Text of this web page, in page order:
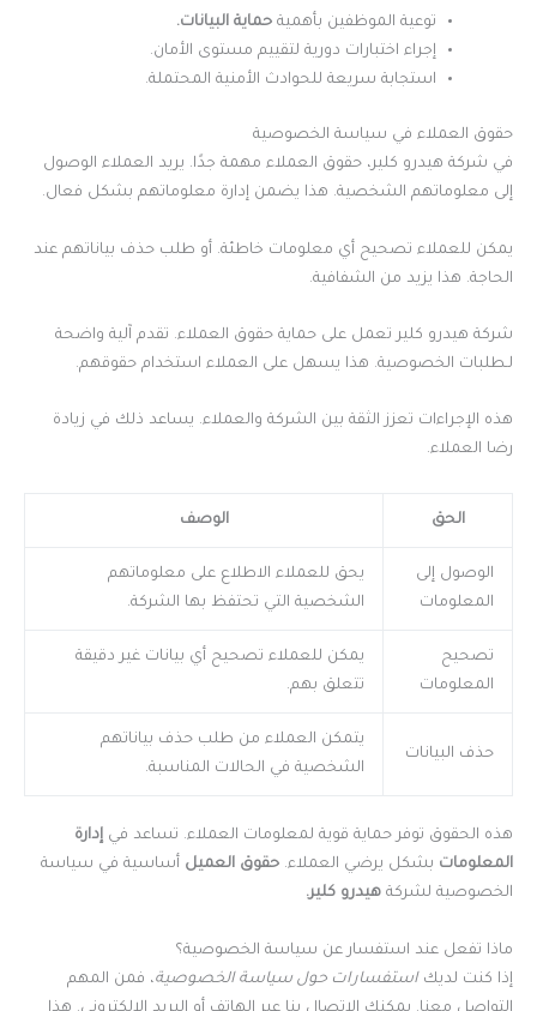
توعية الموظفين بأهمية حماية البيانات.
إجراء اختبارات دورية لتقييم مستوى الأمان.
استجابة سريعة للحوادث الأمنية المحتملة.
حقوق العملاء في سياسة الخصوصية
في شركة هيدرو كلير، حقوق العملاء مهمة جدًا. يريد العملاء الوصول
إلى معلوماتهم الشخصية. هذا يضمن إدارة معلوماتهم بشكل فعال.
يمكن للعملاء تصحيح أي معلومات خاطئة. أو طلب حذف بياناتهم عند
الحاجة. هذا يزيد من الشفافية.
شركة هيدرو كلير تعمل على حماية حقوق العملاء. تقدم آلية واضحة
لـطلبات الخصوصية. هذا يسهل على العملاء استخدام حقوقهم.
هذه الإجراءات تعزز الثقة بين الشركة والعملاء. يساعد ذلك في زيادة
رضا العملاء.
الحق الوصف
الوصول إلى
المعلومات
يحق للعملاء الاطلاع على معلوماتهم
الشخصية التي تحتفظ بها الشركة.
تصحيح
المعلومات
يمكن للعملاء تصحيح أي بيانات غير دقيقة
تتعلق بهم.
حذف البيانات
يتمكن العملاء من طلب حذف بياناتهم
الشخصية في الحالات المناسبة.
هذه الحقوق توفر حماية قوية لمعلومات العملاء. تساعد في إدارة
المعلومات بشكل يرضي العملاء. حقوق العميل أساسية في سياسة
الخصوصية لشركة هيدرو كلير.
ماذا تفعل عند استفسار عن سياسة الخصوصية؟
إذا كنت لديك استفسارات حول سياسة الخصوصية، فمن المهم